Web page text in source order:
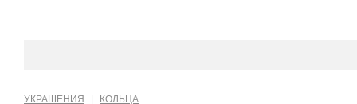
УКРАШЕНИЯ КОЛЬЦА